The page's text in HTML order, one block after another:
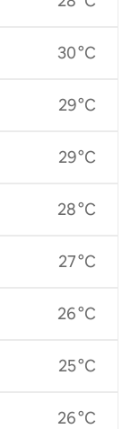
30 °C
29 °C
29 °C
28 °C
27 °C
26 °C
25 °C
26 °C